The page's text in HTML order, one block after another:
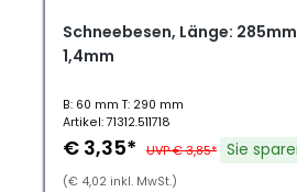
Schneebesen, Länge:
1,4mm
B: 60 mm T: 290 mm
Artikel: 71312.511718
€ 3,35* UVP € 3,85* Sie
(€ 4,02 inkl. MwSt.)